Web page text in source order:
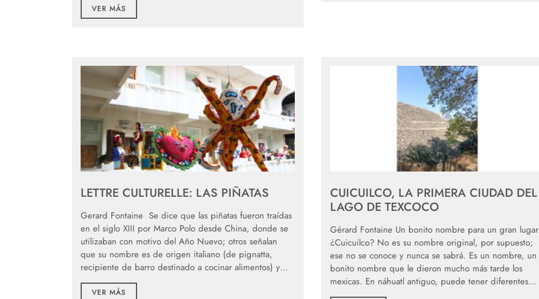
VER MÁS
LETTRE CULTURELLE: LAS PIÑATAS
Gerard Fontaine Se dice que las piñatas fueron traídas
en el siglo XIII por Marco Polo desde China, donde se
utilizaban con motivo del Año Nuevo; otros señalan
que su nombre es de origen italiano (de pignatta,
recipiente de barro destinado a cocinar alimentos) y…
VER MÁS
CUICUILCO, LA PRIMERA CIUDAD DEL
LAGO DE TEXCOCO
Gérard Fontaine Un bonito nombre para un gran lugar
¿Cuicuilco? No es su nombre original, por supuesto;
ese no se conoce y nunca se sabrá. Es un nombre, un
bonito nombre que le dieron mucho más tarde los
mexicas. En náhuatl antiguo, puede tener diferentes…